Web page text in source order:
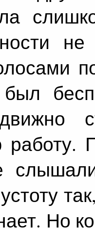
работу.
Но